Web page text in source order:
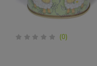
(0)